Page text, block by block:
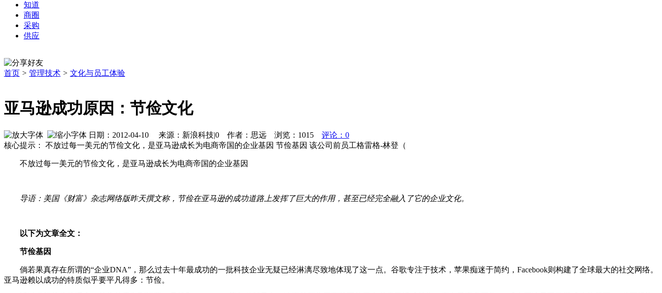
知道
商圈
采购
供应
首页 > 管理技术 > 文化与员工体验
亚马逊成功原因：节俭文化
日期：2012-04-10 来源：新浪科技|0 作者：思远 浏览： 1015
评论：0
核心提示： 不放过每一美元的节俭文化，是亚马逊成长为电商帝国的企业基因 节俭基因 该公司前员工格雷格-林登（
不放过每一美元的节俭文化，是亚马逊成长为电商帝国的企业基因
导语：美国《财富》杂志网络版昨天撰文称，节俭在亚马逊的成功道路上发挥了巨大的作用，甚至已经完全融入了它的企业文化。
以下为文章全文：
节俭基因
倘若果真存在所谓的“企业DNA”，那么过去十年最成功的一批科技企业无疑已经淋漓尽致地体现了这一点。谷歌专注于技术，苹果痴迷于简约，Facebook则构建了全球最大的社交网络。
亚马逊赖以成功的特质似乎要平凡得多：节俭。